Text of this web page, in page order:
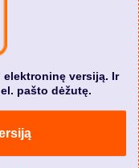
elektroninę versiją. Ir
pašto dėžutę.